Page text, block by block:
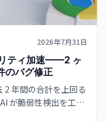
2026年7月31日
ティ加速——2 ヶ
のバグ修正
年間の合計を上回る
が脆弱性検出を工業